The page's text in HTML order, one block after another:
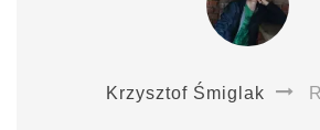
Krzysztof Śmiglak